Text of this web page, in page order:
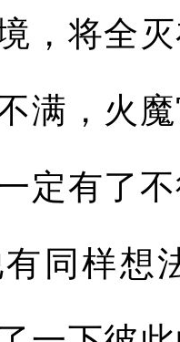
，将全
满，火
定有了
同样想